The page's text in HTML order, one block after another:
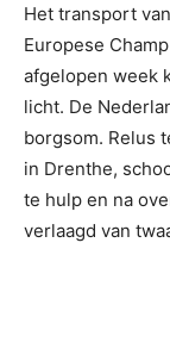
Het transport
Europese
afgelopen week
licht. De
borgsom. Relus
in Drenthe,
te hulp en na
verlaagd van